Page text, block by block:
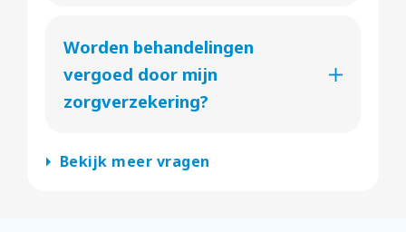
Worden behandelingen
vergoed door mijn
zorgverzekering?
arrow_right Bekijk meer vragen